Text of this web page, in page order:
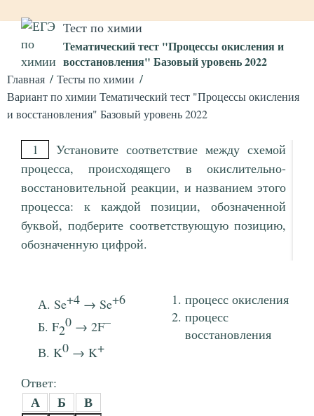
Тест по химии
Тематический тест "Процессы окисления и
восстановления" Базовый уровень 2022
Главная
Тесты по химии
Вариант по химии Тематический тест "Процессы окисления
и восстановления" Базовый уровень 2022
1
Установите соответствие между схемой
процесса, происходящего в окислительно-
восстановительной реакции, и названием этого
процесса: к каждой позиции, обозначенной
буквой, подберите соответствующую позицию,
обозначенную цифрой.
Se+4 → Se+6
F20 → 2F–
K0 → K+
процесс окисления
процесс
восстановления
Ответ:
А Б В